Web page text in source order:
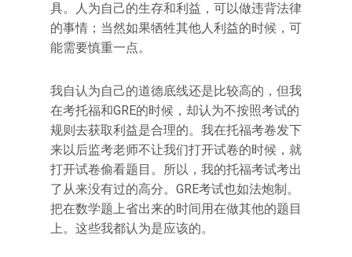
具。人为自己的生存和利益，可以做违背法律
的事情；当然如果牺牲其他人利益的时候，可
能需要慎重一点。
我自认为自己的道德底线还是比较高的，但我
在考托福和GRE的时候，却认为不按照考试的
规则去获取利益是合理的。我在托福考卷发下
来以后监考老师不让我们打开试卷的时候，就
打开试卷偷看题目。所以，我的托福考试考出
了从来没有过的高分。GRE考试也如法炮制。
把在数学题上省出来的时间用在做其他的题目
上。这些我都认为是应该的。